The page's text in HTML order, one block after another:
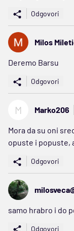
Odgovori
Milos
Deremo Barsu
Odgovori
M Marko206
Mora da su oni
opuste i popuste,
Odgovori
samo hrabro i do
Odgovori